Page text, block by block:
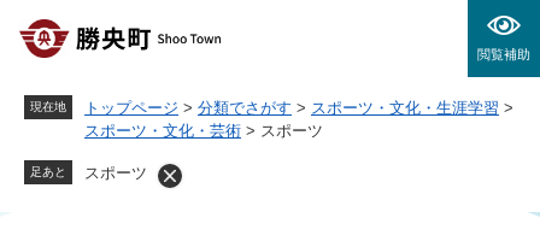
閲覧補助
現在地 トップページ > 分類でさがす > スポーツ・文化・生涯学習 >
スポーツ・文化・芸術 > スポーツ
足あと スポーツ